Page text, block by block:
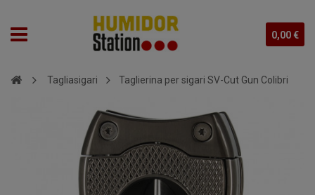
0,00 €
Tagliasigari Taglierina per sigari SV-Cut Gun Colibri